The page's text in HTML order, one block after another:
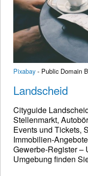
Pixabay - Public Domain
Landscheid
Cityguide
Stellenmarkt,
Events und Tickets,
Immobilien-
Gewerbe-Register –
Umgebung finden